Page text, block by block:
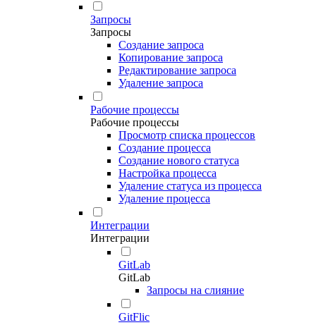
Запросы
Запросы
Создание запроса
Копирование запроса
Редактирование запроса
Удаление запроса
Рабочие процессы
Рабочие процессы
Просмотр списка процессов
Создание процесса
Создание нового статуса
Настройка процесса
Удаление статуса из процесса
Удаление процесса
Интеграции
Интеграции
GitLab
GitLab
Запросы на слияние
GitFlic